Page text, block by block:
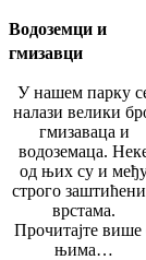
Водоземци и
гмизавци
У нашем парку
налази велики
гмизаваца и
водоземаца.
од њих су и
строго
врстама.
Прочитајте више
њима…